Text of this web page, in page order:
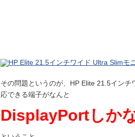
その問題というのが、HP Elite 21.5イン
応できる端子がなんと
DisplayPortしかな